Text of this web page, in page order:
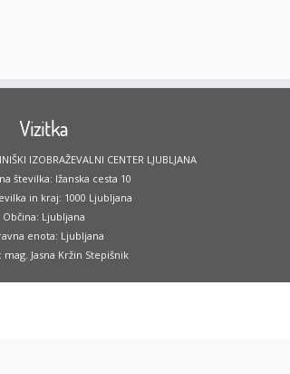
Vizitka
IZOBRAŽEVALNI CENTER LJUBLJANA
številka: Ižanska cesta 10
in kraj: 1000 Ljubljana
Občina: Ljubljana
enota: Ljubljana
Jasna Kržin Stepišnik